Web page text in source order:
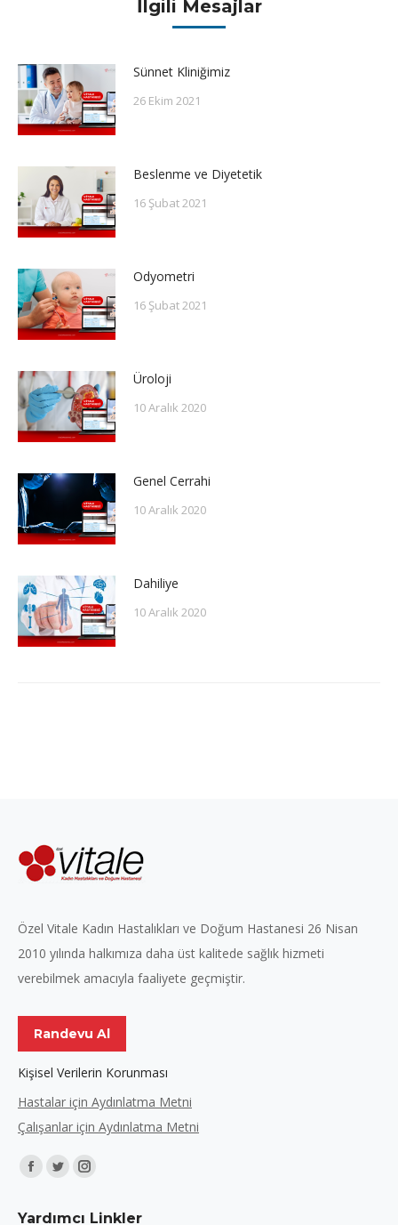
İlgili Mesajlar
Sünnet Kliniğimiz
26 Ekim 2021
Beslenme ve Diyetetik
16 Şubat 2021
Odyometri
16 Şubat 2021
Üroloji
10 Aralık 2020
Genel Cerrahi
10 Aralık 2020
Dahiliye
10 Aralık 2020
Özel Vitale Kadın Hastalıkları ve Doğum Hastanesi 26 Nisan
2010 yılında halkımıza daha üst kalitede sağlık hizmeti
verebilmek amacıyla faaliyete geçmiştir.
Randevu Al
Kişisel Verilerin Korunması
Hastalar için Aydınlatma Metni
Çalışanlar için Aydınlatma Metni
Find us on:
Facebook
TwitterInstagram
Yardımcı Linkler